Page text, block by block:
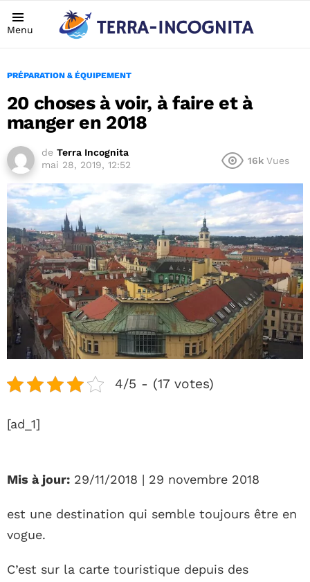
Menu
PRÉPARATION & ÉQUIPEMENT
20 choses à voir, à faire et à
manger en 2018
de Terra Incognita
mai 28, 2019, 12:52
16k Vues
4/5 - (17 votes)
[ad_1]
Mis à jour: 29/11/2018 | 29 novembre 2018
est une destination qui semble toujours être en
vogue.
C’est sur la carte touristique depuis des